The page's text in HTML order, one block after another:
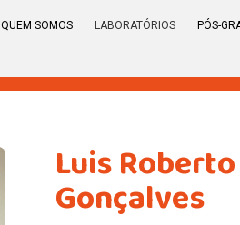
QUEM SOMOS LABORATÓRIOS PÓS-
Luis
Gonçalves